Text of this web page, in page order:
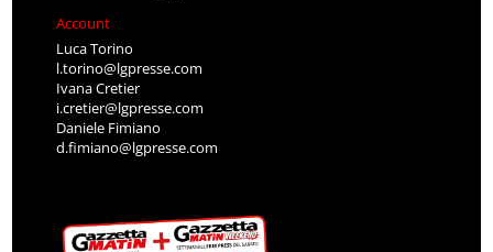
Account
Luca Torino
l.torino@lgpresse.com
Ivana Cretier
i.cretier@lgpresse.com
Daniele Fimiano
d.fimiano@lgpresse.com